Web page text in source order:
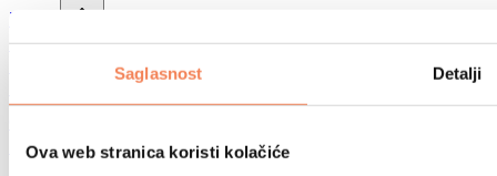
Saglasnost Detalji
Ova web stranica koristi kolačiće
Torbe
Torbe za hranu
Sportske torbe
Trčanje